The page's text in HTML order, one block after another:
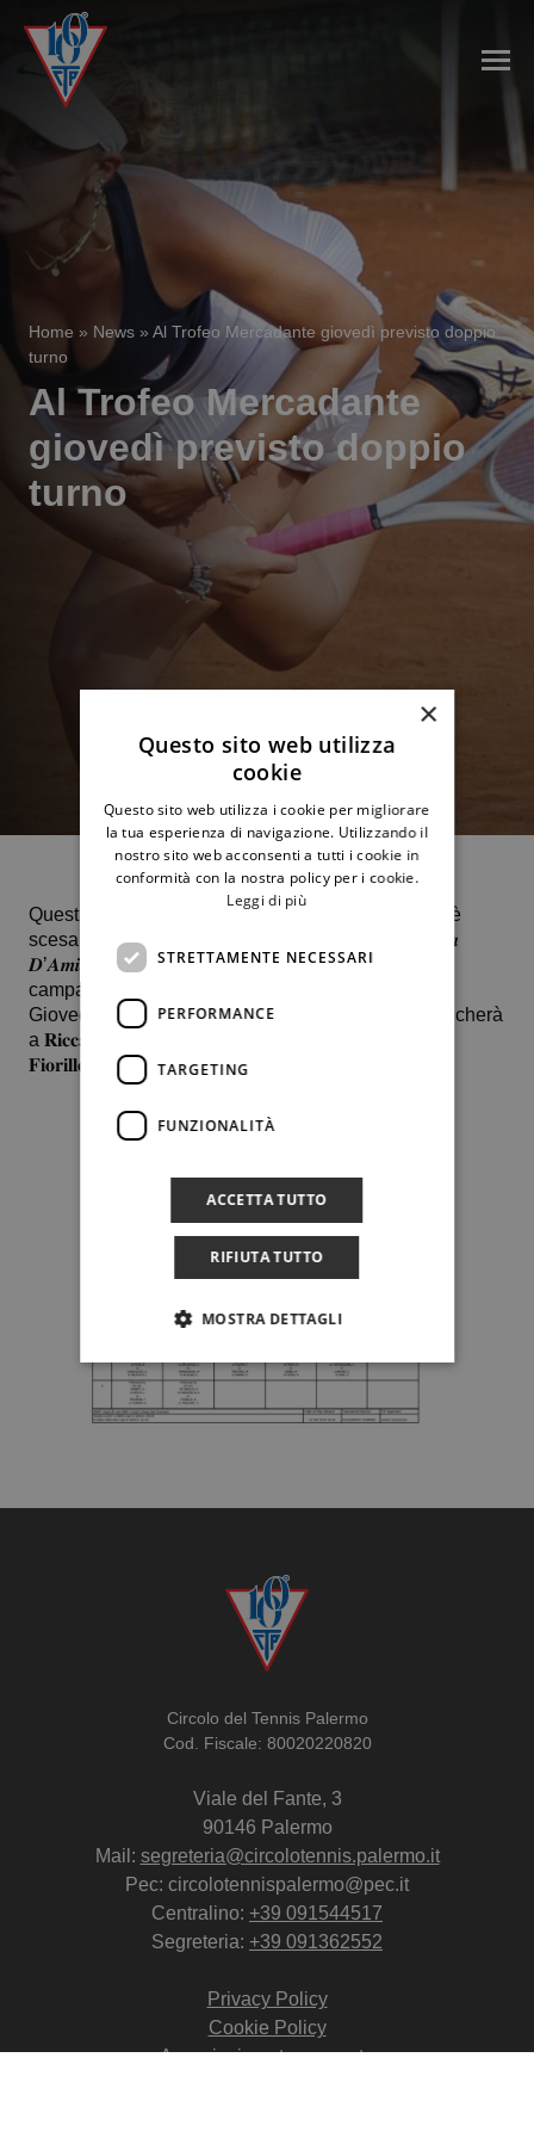
Home » News » Al Trofeo Mercadante giovedì previsto doppio
turno
Al Trofeo Mercadante
giovedì previsto doppio
turno
Quest’oggi, causa pioggia, dei 6 nostri portacolori è
scesa in campo solo la riberese classe 2009 𝑫𝒊𝒍𝒆𝒕𝒕𝒂
𝑫’𝑨𝒎𝒊𝒄𝒐 sconfitta in due rapidi set ad opera della
campana Ylenia Zocco.
Giovedì 26 settembre (inizio previsto alle ore 9) toccherà
a 𝐑𝐢𝐜𝐜𝐚𝐫𝐝𝐨 𝐒𝐮𝐫𝐚𝐧𝐨, 𝐀𝐧𝐭𝐨𝐧𝐢𝐧𝐨 𝐓𝐫𝐢𝐧𝐜𝐞𝐫𝐢, 𝐀𝐥𝐞𝐬𝐬𝐚𝐧𝐝𝐫𝐚
𝐅𝐢𝐨𝐫𝐢𝐥𝐥𝐨, 𝐄𝐥𝐢𝐬𝐚𝐛𝐞𝐭𝐭𝐚 𝐀𝐥𝐥𝐞𝐠𝐫𝐚 e 𝐂𝐥𝐚𝐮𝐝𝐢𝐚 𝐓𝐮𝐭𝐨𝐧𝐞.
Circolo del Tennis Palermo
Cod. Fiscale: 80020220820
Viale del Fante, 3
90146 Palermo
Mail: segreteria@circolotennis.palermo.it
Pec: circolotennispalermo@pec.it
Centralino: +39 091544517
Segreteria: +39 091362552
Privacy Policy
Cookie Policy
Associazione trasparente
×
Questo sito web utilizza
cookie
Questo sito web utilizza i cookie per migliorare
la tua esperienza di navigazione. Utilizzando il
nostro sito web acconsenti a tutti i cookie in
conformità con la nostra policy per i cookie.
Leggi di più
STRETTAMENTE NECESSARI
PERFORMANCE
TARGETING
FUNZIONALITÀ
ACCETTA TUTTO
RIFIUTA TUTTO
MOSTRA DETTAGLI